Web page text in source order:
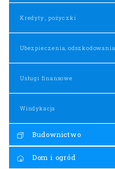
Kredyty , pożyczki
Ubezpieczenia, odszkodowania
Usługi finansowe
Windykacja
Budownictwo
Dom i ogród